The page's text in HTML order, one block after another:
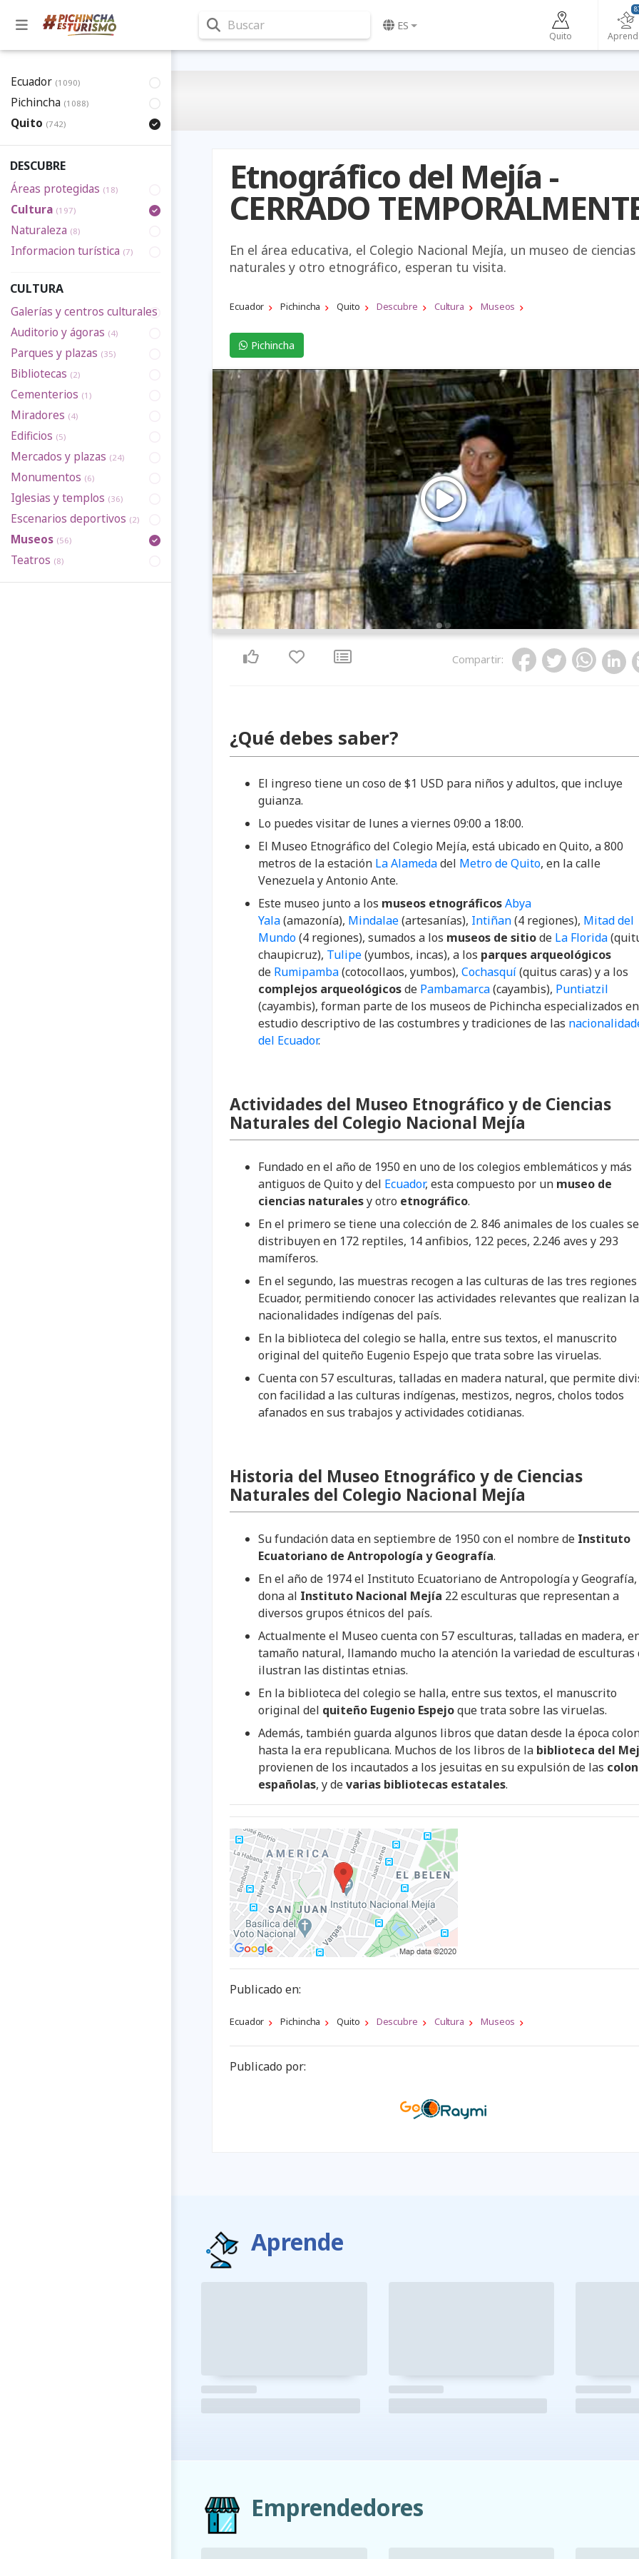
Buscar ES
Quito
Ecuador (1090)
Pichincha (1088)
Quito (742)
DESCUBRE
Áreas protegidas (18)
Cultura (197)
Naturaleza (8)
Informacion turística (7)
CULTURA
Galerías y centros culturales
Auditorio y ágoras (4)
Parques y plazas (35)
Bibliotecas (2)
Cementerios (1)
Miradores (4)
Edificios (5)
Mercados y plazas (24)
Monumentos (6)
Iglesias y templos (36)
Escenarios deportivos (2)
Museos (56)
Teatros (8)
Etnográfico del Mejía -
CERRADO
En el área educativa, el Colegio Nacional Mejía, un museo de ciencias
naturales y otro etnográfico, esperan tu visita.
Ecuador Pichincha Quito Descubre Cultura Museos
Pichincha
Previous
Compartir:
¿Qué debes saber?
El ingreso tiene un coso de $1 USD para niños y adultos, que incluye
guianza.
Lo puedes visitar de lunes a viernes 09:00 a 18:00.
El Museo Etnográfico del Colegio Mejía, está ubicado en Quito, a 800
metros de la estación La Alamedadel Metro de Quito, en la calle
Venezuela y Antonio Ante.
Este museo junto a los museos etnográficosAbya
Yala(amazonía), Mindalae(artesanías), Intiñan(4 regiones), Mitad del
Mundo(4 regiones), sumados a los museos de sitiode La Florida
chaupicruz), Tulipe(yumbos, incas), a los parques arqueológicos
de Rumipamba(cotocollaos, yumbos), Cochasquí(quitus caras) y a los
complejos arqueológicosde Pambamarca(cayambis), Puntiatzil
(cayambis), forman parte de los museos de Pichincha especializados
estudio descriptivo de las costumbres y tradiciones de las
del Ecuador.
Actividades del Museo Etnográfico y de Ciencias
Naturales del Colegio Nacional Mejía
Fundado en el año de 1950 en uno de los colegios emblemáticos y más
antiguos de Quito y del Ecuador, esta compuesto por un museo de
ciencias naturalesy otro etnográfico.
En el primero se tiene una colección de 2. 846 animales de los cuales se
distribuyen en 172 reptiles, 14 anfibios, 122 peces, 2.246 aves y 293
mamíferos.
En el segundo, las muestras recogen a las culturas de las tres
Ecuador, permitiendo conocer las actividades relevantes que realizan
nacionalidades indígenas del país.
En la biblioteca del colegio se halla, entre sus textos, el manuscrito
original del quiteño Eugenio Espejo que trata sobre las viruelas.
Cuenta con 57 esculturas, talladas en madera natural, que permite
con facilidad a las culturas indígenas, mestizos, negros, cholos todos
afanados en sus trabajos y actividades cotidianas.
Historia del Museo Etnográfico y de Ciencias
Naturales del Colegio Nacional Mejía
Su fundación data en septiembre de 1950 con el nombre de Instituto
Ecuatoriano de Antropología y Geografía.
En el año de 1974 el Instituto Ecuatoriano de Antropología y Geografía,
dona al Instituto Nacional Mejía 22 esculturas que representan a
diversos grupos étnicos del país.
Actualmente el Museo cuenta con 57 esculturas, talladas en madera,
tamaño natural, llamando mucho la atención la variedad de esculturas
ilustran las distintas etnias.
En la biblioteca del colegio se halla, entre sus textos, el manuscrito
original del quiteño Eugenio Espejoque trata sobre las viruelas.
Además, también guarda algunos libros que datan desde la época
hasta la era republicana. Muchos de los libros de la biblioteca del
provienen de los incautados a los jesuitas en su expulsión de las
españolas, y devarias bibliotecas estatales.
Publicado en:
Ecuador Pichincha Quito Descubre Cultura Museos
Publicado por:
Aprende
Emprendedores